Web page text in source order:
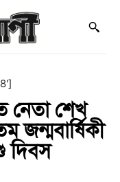
নেতা শেখ
জন্মবার্ষিকী
দিবস